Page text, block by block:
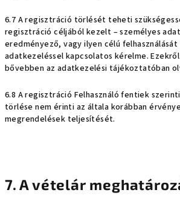
6.7 A regisztráció törlését teheti
regisztráció céljából kezelt – személyes
eredményező, vagy ilyen célú
adatkezeléssel kapcsolatos kérelme. Ezekről
bővebben az adatkezelési tájékoztatóban
6.8 A regisztráció Felhasználó fentiek
törlése nem érinti az általa korábban
megrendelések teljesítését.
7. A vételár